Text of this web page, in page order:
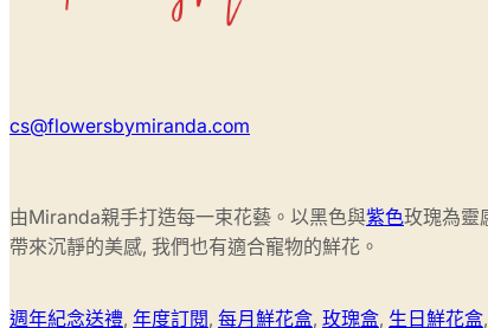
cs@flowersbymiranda.com
由Miranda親手打造每一束花藝。以黑色與紫色玫瑰為靈
帶來沉靜的美感, 我們也有適合寵物的鮮花。
週年紀念送禮, 年度訂閱, 每月鮮花盒, 玫瑰盒, 生日鮮花盒,